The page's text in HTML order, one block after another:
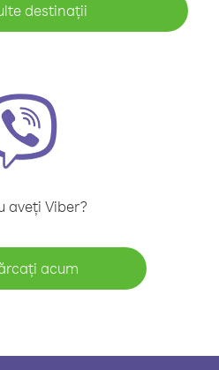
destinații
aveți Viber?
acum